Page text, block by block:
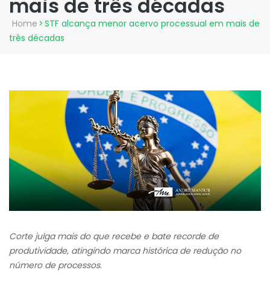
mais de três décadas
Home > STF alcança menor acervo processual em mais de
três décadas
Corte julga mais do que recebe e bate recorde de
produtividade, atingindo marca histórica de redução no
número de processos.